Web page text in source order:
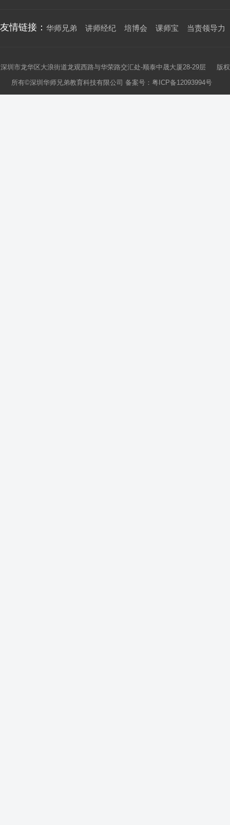
友情链接： 华师兄弟 讲师经纪 培博会 课师宝 当责领导力
深圳市龙华区大浪街道龙观西路与华荣路交汇处-顺泰中晟大厦28-29层 版权
所有©深圳华师兄弟教育科技有限公司 备案号： 粤ICP备12093994号